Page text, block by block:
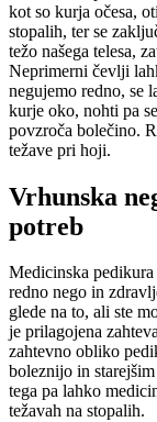
kot so kurja očesa,
stopalih, ter se
težo našega telesa,
Neprimerni čevlji
negujemo redno, se
kurje oko, nohti pa
povzroča bolečino.
težave pri hoji.
Vrhunska
potreb
Medicinska
redno nego in
glede na to, ali ste
je prilagojena
zahtevno obliko
boleznijo in
tega pa lahko
težavah na stopalih.